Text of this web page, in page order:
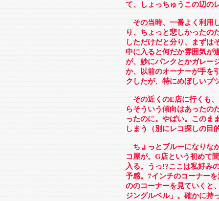
て、しょっちゅうこの辺の
その当時、一番よく利用
り、ちょっと悲しかったの
しただけだと分り、まずは
中に入ると何だか雰囲気が
が、妙にパンクとかガレー
か、以前のオーナーが手を
クしたが、特にめぼしいブ
その近くのE店に行くも
らそういう傾向はあったの
ったのに。やばい。このま
しまう（別にレコ探しの目
ちょっとブルーになりな
コ屋が。G店という初めて
入る。うっ!?ここは私好み
予感。7インチのコーナー
ののコーナーを見ていくと
ジングルベル」。確かに持